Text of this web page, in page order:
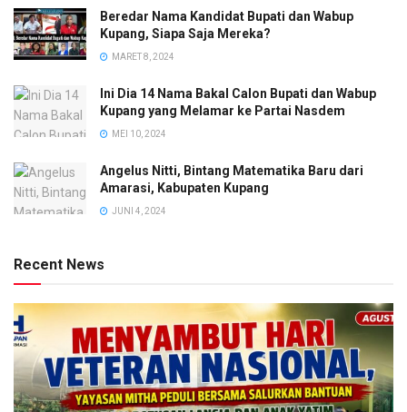
Beredar Nama Kandidat Bupati dan Wabup
Kupang, Siapa Saja Mereka?
MARET 8, 2024
Ini Dia 14 Nama Bakal Calon Bupati dan Wabup
Kupang yang Melamar ke Partai Nasdem
MEI 10, 2024
Angelus Nitti, Bintang Matematika Baru dari
Amarasi, Kabupaten Kupang
JUNI 4, 2024
Recent News